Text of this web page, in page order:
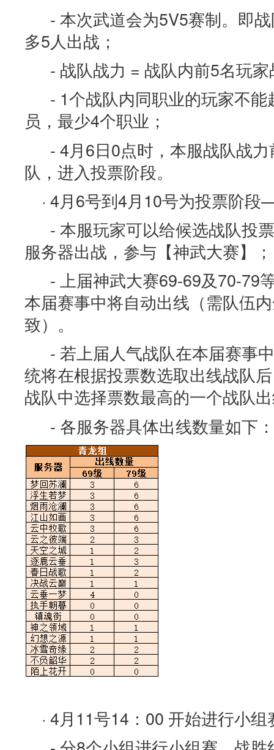
- 本次武道会为5V5赛制。即
多5人出战；
- 战队战力 = 战队内前5名玩
- 1个战队内同职业的玩家不
员，最少4个职业；
- 4月6日0点时，本服战队战
队，进入投票阶段。
· 4月6号到4月10号为投票阶
- 本服玩家可以给候选战队投
服务器出战，参与【神武大赛】；
- 上届神武大赛69-69及70-79
本届赛事中将自动出线（需队伍
致）。
- 若上届人气战队在本届赛事
统将在根据投票数选取出线战队
战队中选择票数最高的一个战队
- 各服务器具体出线数量如下：
· 4月11号14：00 开始进行小